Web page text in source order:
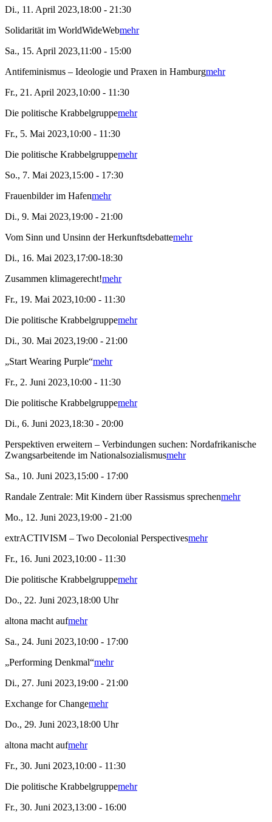
Di., 11. April 2023,18:00 - 21:30
Solidarität im WorldWideWebmehr
Sa., 15. April 2023,11:00 - 15:00
Antifeminismus – Ideologie und Praxen in Hamburgmehr
Fr., 21. April 2023,10:00 - 11:30
Die politische Krabbelgruppemehr
Fr., 5. Mai 2023,10:00 - 11:30
Die politische Krabbelgruppemehr
So., 7. Mai 2023,15:00 - 17:30
Frauenbilder im Hafenmehr
Di., 9. Mai 2023,19:00 - 21:00
Vom Sinn und Unsinn der Herkunftsdebattemehr
Di., 16. Mai 2023,17:00-18:30
Zusammen klimagerecht!mehr
Fr., 19. Mai 2023,10:00 - 11:30
Die politische Krabbelgruppemehr
Di., 30. Mai 2023,19:00 - 21:00
„Start Wearing Purple“mehr
Fr., 2. Juni 2023,10:00 - 11:30
Die politische Krabbelgruppemehr
Di., 6. Juni 2023,18:30 - 20:00
Perspektiven erweitern – Verbindungen suchen: Nordafrikanische
Zwangsarbeitende im Nationalsozialismusmehr
Sa., 10. Juni 2023,15:00 - 17:00
Randale Zentrale: Mit Kindern über Rassismus sprechenmehr
Mo., 12. Juni 2023,19:00 - 21:00
extrACTIVISM – Two Decolonial Perspectivesmehr
Fr., 16. Juni 2023,10:00 - 11:30
Die politische Krabbelgruppemehr
Do., 22. Juni 2023,18:00 Uhr
altona macht aufmehr
Sa., 24. Juni 2023,10:00 - 17:00
„Performing Denkmal“mehr
Di., 27. Juni 2023,19:00 - 21:00
Exchange for Changemehr
Do., 29. Juni 2023,18:00 Uhr
altona macht aufmehr
Fr., 30. Juni 2023,10:00 - 11:30
Die politische Krabbelgruppemehr
Fr., 30. Juni 2023,13:00 - 16:00